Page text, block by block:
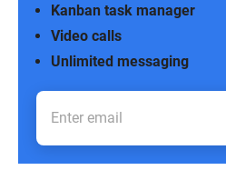
Unlimited messaging
Video calls
Kanban task manager